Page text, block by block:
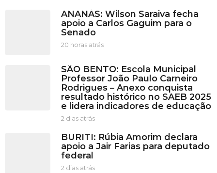
ANANÁS: Wilson Saraiva fecha
apoio a Carlos Gaguim para o
Senado
20 horas atrás2
o
r
a
s
a
á
s
SÃO BENTO: Escola Municipal
Professor João Paulo Carneiro
Rodrigues – Anexo conquista
resultado histórico no SAEB 2025
e lidera indicadores de educação
2 dias atrás2
i
a
BURITI: Rúbia Amorim declara
apoio a Jair Farias para deputado
federal
2 dias atrás2